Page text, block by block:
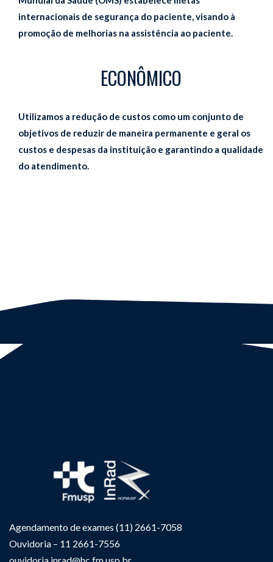
internacionais de segurança do paciente, visando à
promoção de melhorias na assistência ao paciente.
ECONÔMICO
Utilizamos a redução de custos como um conjunto de
objetivos de reduzir de maneira permanente e geral os
custos e despesas da instituição e garantindo a qualidade
do atendimento.
Agendamento de exames (11) 2661-7058
Ouvidoria – 11 2661-7556
ouvidoria.inrad@hc.fm.usp.br